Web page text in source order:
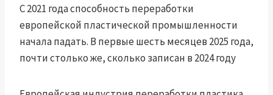
С 2021 года способность переработки
европейской пластической промышленности
начала падать. В первые шесть месяцев 2025 года,
почти столько же, сколько записан в 2024 году